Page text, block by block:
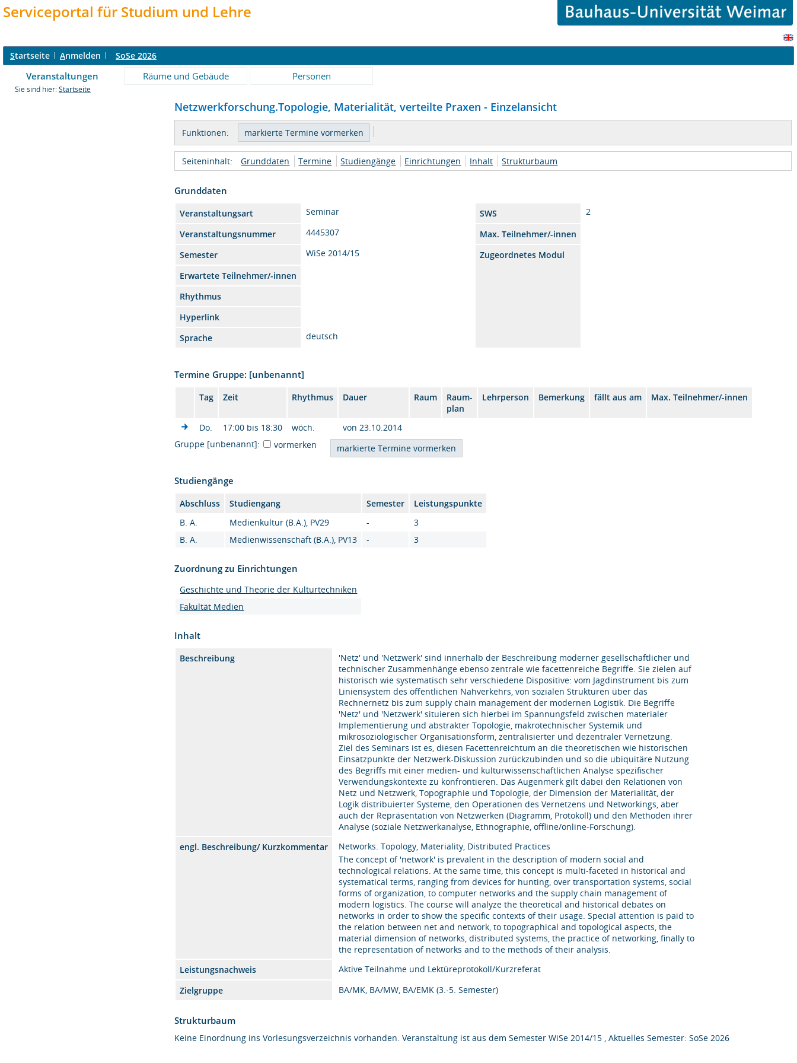
Serviceportal für Studium und Lehre
Startseite Anmelden SoSe 2026
Veranstaltungen Räume und Gebäude Personen
Sie sind hier: Startseite
Netzwerkforschung.Topologie, Materialität, verteilte Praxen - Einzelansicht
Funktionen:
Seiteninhalt: Grunddaten Termine Studiengänge Einrichtungen Inhalt Strukturbaum
Grunddaten
Veranstaltungsart Seminar SWS
2
Veranstaltungsnummer
4445307
Max. Teilnehmer/-innen
Semester
WiSe 2014/15
Zugeordnetes Modul
Erwartete Teilnehmer/-innen
Rhythmus
Hyperlink
Sprache
deutsch
Termine Gruppe: [unbenannt]
Tag Zeit Rhythmus Dauer Raum
Raum-
plan
Lehrperson Bemerkung fällt aus am Max. Teilnehmer/-innen
Do. 17:00 bis 18:30 wöch.
von 23.10.2014
Gruppe [unbenannt]:
vormerken
Studiengänge
Abschluss Studiengang Semester
Leistungspunkte
B. A.
Medienkultur (B.A.), PV29 -
3
B. A.
Medienwissenschaft (B.A.), PV13 - 3
Zuordnung zu Einrichtungen
Geschichte und Theorie der Kulturtechniken
Fakultät Medien
Inhalt
Beschreibung
'Netz' und 'Netzwerk' sind innerhalb der Beschreibung moderner gesellschaftlicher und
technischer Zusammenhänge ebenso zentrale wie facettenreiche Begriffe. Sie zielen auf
historisch wie systematisch sehr verschiedene Dispositive: vom Jagdinstrument bis zum
Liniensystem des öffentlichen Nahverkehrs, von sozialen Strukturen über das
Rechnernetz bis zum supply chain management der modernen Logistik. Die Begriffe
'Netz' und 'Netzwerk' situieren sich hierbei im Spannungsfeld zwischen materialer
Implementierung und abstrakter Topologie, makrotechnischer Systemik und
mikrosoziologischer Organisationsform, zentralisierter und dezentraler Vernetzung.
Ziel des Seminars ist es, diesen Facettenreichtum an die theoretischen wie historischen
Einsatzpunkte der Netzwerk-Diskussion zurückzubinden und so die ubiquitäre Nutzung
des Begriffs mit einer medien- und kulturwissenschaftlichen Analyse spezifischer
Verwendungskontexte zu konfrontieren. Das Augenmerk gilt dabei den Relationen von
Netz und Netzwerk, Topographie und Topologie, der Dimension der Materialität, der
Logik distribuierter Systeme, den Operationen des Vernetzens und Networkings, aber
auch der Repräsentation von Netzwerken (Diagramm, Protokoll) und den Methoden ihrer
Analyse (soziale Netzwerkanalyse, Ethnographie, offline/online-Forschung).
engl. Beschreibung/ Kurzkommentar
Networks. Topology, Materiality, Distributed Practices
The concept of 'network' is prevalent in the description of modern social and
technological relations. At the same time, this concept is multi-faceted in historical and
systematical terms, ranging from devices for hunting, over transportation systems, social
forms of organization, to computer networks and the supply chain management of
modern logistics. The course will analyze the theoretical and historical debates on
networks in order to show the specific contexts of their usage. Special attention is paid to
the relation between net and network, to topographical and topological aspects, the
material dimension of networks, distributed systems, the practice of networking, finally to
the representation of networks and to the methods of their analysis.
Leistungsnachweis
Aktive Teilnahme und Lektüreprotokoll/Kurzreferat
Zielgruppe
BA/MK, BA/MW, BA/EMK (3.-5. Semester)
Strukturbaum
Keine Einordnung ins Vorlesungsverzeichnis vorhanden. Veranstaltung ist aus dem Semester WiSe 2014/15 , Aktuelles Semester: SoSe 2026